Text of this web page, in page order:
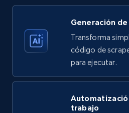
Amazon products -
specific keywords
Title, Seller name, Brand,
Generación
Transforma
código de
para ejecutar.
trabajo